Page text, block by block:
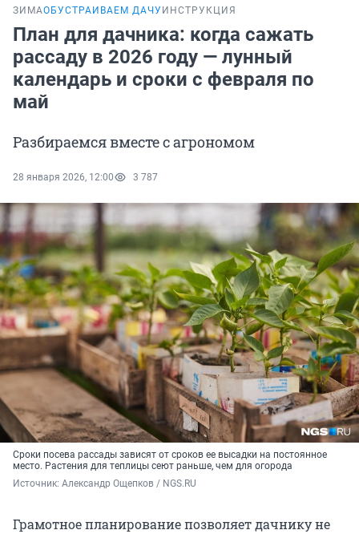
ЗИМАОБУСТРАИВАЕМ ДАЧУ ИНСТРУКЦИЯ
План для дачника: когда сажать
рассаду в 2026 году — лунный
календарь и сроки с февраля по
май
Разбираемся вместе с агрономом
28 января 2026, 12:00 3 787
Сроки посева рассады зависят от сроков ее высадки на постоянное
место. Растения для теплицы сеют раньше, чем для огорода
Источник: Александр Ощепков / NGS.RU
Грамотное планирование позволяет дачнику не